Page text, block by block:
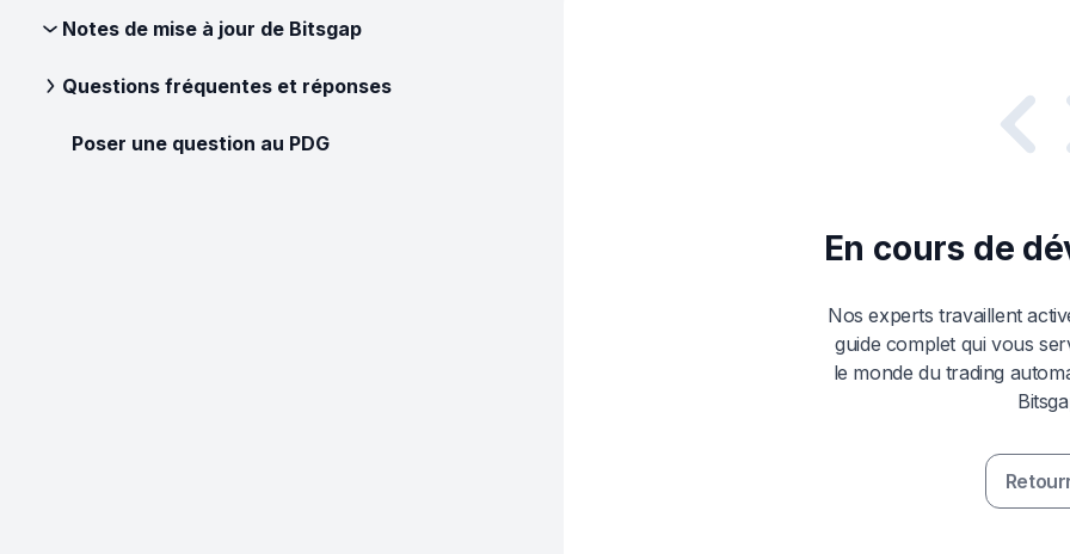
Notes de mise à jour de Bitsgap
Questions fréquentes et réponses
Poser une question au PDG
En cours de
Nos experts travaillent
guide complet qui vous
le monde du trading